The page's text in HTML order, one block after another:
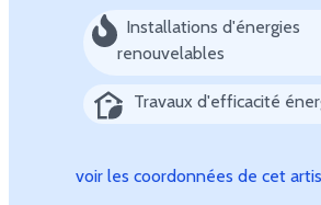
Installations d'énergies
renouvelables
Travaux d'efficacité
voir les coordonnées de cet